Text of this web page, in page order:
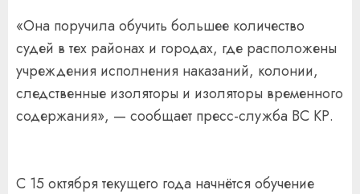
«Она поручила обучить большее количество
судей в тех районах и городах, где расположены
учреждения исполнения наказаний, колонии,
следственные изоляторы и изоляторы временного
содержания», — сообщает пресс-служба ВС КР.
С 15 октября текущего года начнётся обучение